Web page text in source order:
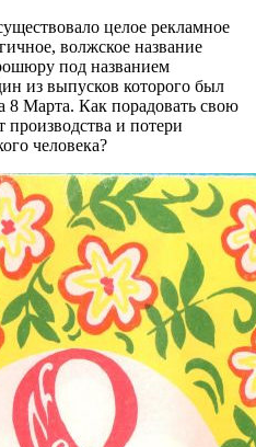
целое рекламное
волжское название
под названием
из выпусков которого был
8 Марта. Как порадовать свою
и потери
человека?